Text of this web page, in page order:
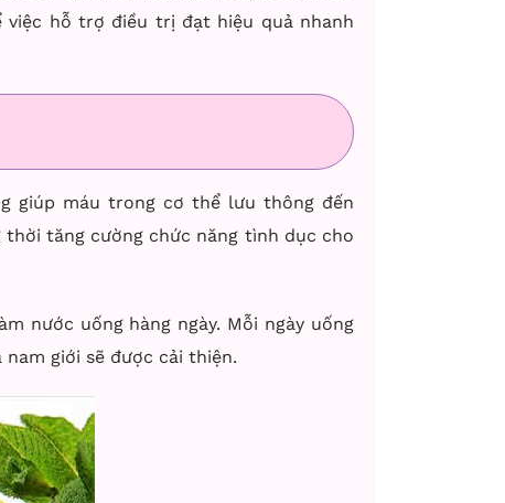
việc hỗ trợ điều trị đạt hiệu quả nhanh
giúp máu trong cơ thể lưu thông đến
tăng cường chức năng tình dục cho
nước uống hàng ngày. Mỗi ngày uống
giới sẽ được cải thiện.